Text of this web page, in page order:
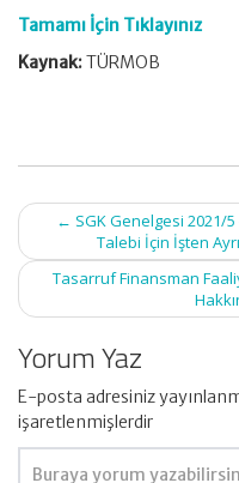
Tamamı İçin Tıklayınız
Kaynak:TÜRMOB
Post
navigation
← SGK Genelgesi 2021/5
Talebi İçin İşten
Tasarruf Finansman
Yorum Yaz
E-posta adresiniz
işaretlenmişlerdir